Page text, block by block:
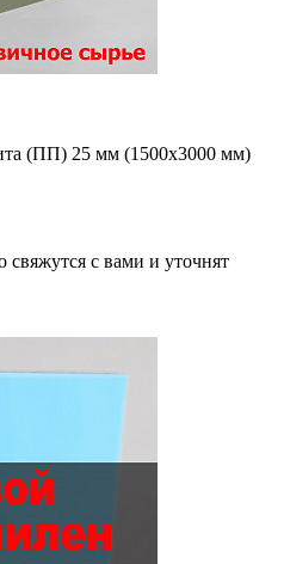
(ПП) 25 мм (1500х3000 мм)
с вами и уточнят